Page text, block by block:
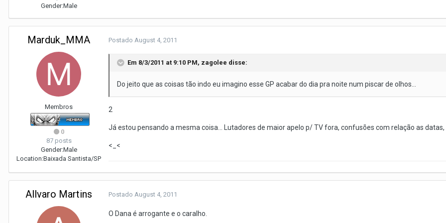
Gender:Male
Marduk_MMA
Membros
0
87 posts
Gender:Male
Location:Baixada Santista/SP
Postado August 4, 2011
Em 8/3/2011 at 9:10 PM, zagolee disse:
Do jeito que as coisas tão indo eu imagino esse GP acabar do dia pra noite num piscar de olhos...
2
Já estou pensando a mesma coisa... Lutadores de maior apelo p/ TV fora, confusões com relação as datas,
<_<
Allvaro Martins Postado August 4, 2011
O Dana é arrogante e o caralho.